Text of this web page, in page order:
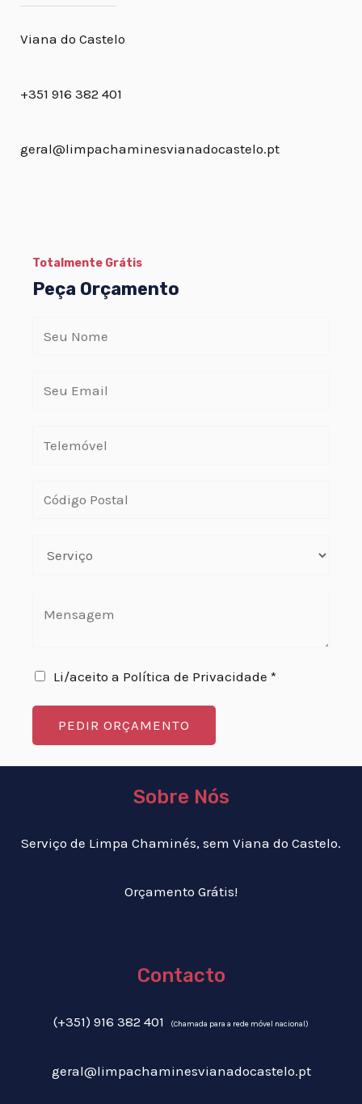
Viana do Castelo
+351 916 382 401
geral@limpachaminesvianadocastelo.pt
Totalmente Grátis
Peça Orçamento
Li/aceito a Política de Privacidade *
PEDIR ORÇAMENTO
Sobre Nós
Serviço de Limpa Chaminés, sem Viana do Castelo.
Orçamento Grátis!
Contacto
(+351) 916 382 401 (Chamada para a rede móvel nacional)
geral@limpachaminesvianadocastelo.pt